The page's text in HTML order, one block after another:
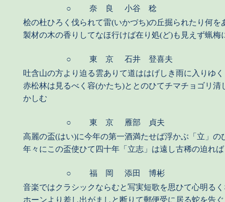
○ 奈 良
小谷 稔
桧の杜ひろく伐られて雷(いかづち)の丘掘られたり何を
製材の木の香りしてなほ行けば在り処(ど)も見えず蝋梅
○ 東 京
石井 登喜夫
吐含山の方より迫る雲ありて道ははげしき雨に入りゆく
赤松林は見るべく容(かたち)ととのひてチマチョゴリ清
かしむ
○ 東 京
雁部 貞夫
高麗の盃(はい)に今年の第一酒満たせば浮かぶ「立」の
年々にこの盃使ひて四十年「立志」は遠し古稀の迫れば
○ 福 岡
添田 博彬
音楽ではクラシックならむと写実短歌を思ひて心明る
ホーンより差し出がましと断りて郵便受に居る蛇を告ぐ